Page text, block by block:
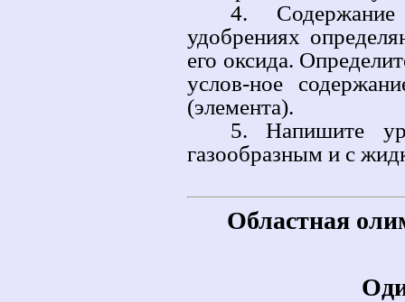
4.
удобрениях
его оксида.
услов-ное
(элемента).
5. Напишите
газообразным и с
Областная